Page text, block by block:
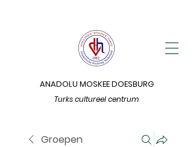
Turks cultureel centrum
ANADOLU MOSKEE DOESBURG
Groepen